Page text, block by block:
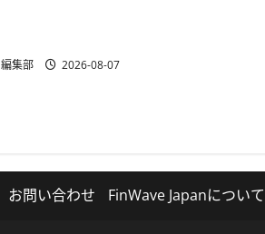
編集部 2026-08-07
お問い合わせ FinWave Japanについて